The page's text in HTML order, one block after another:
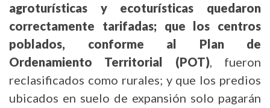
agroturísticas y ecoturísticas quedaron
correctamente tarifadas; que los centros
poblados, conforme al Plan de
Ordenamiento Territorial (POT), fueron
reclasificados como rurales; y que los predios
ubicados en suelo de expansión solo pagarán